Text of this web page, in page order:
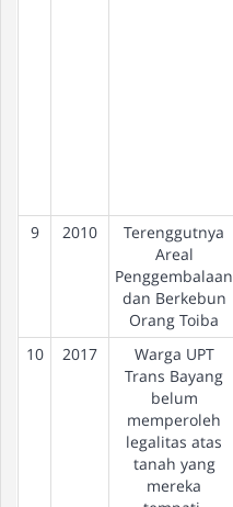
9 2010
Terenggutnya
Areal
Penggembalaan
dan Berkebun
Orang Toiba
10 2017
Warga UPT
Trans Bayang
belum
memperoleh
legalitas atas
tanah yang
mereka